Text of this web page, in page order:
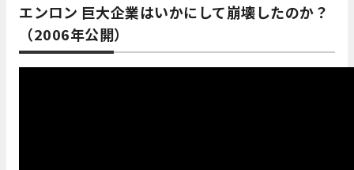
エンロン 巨大企業はいかにして崩壊したのか？
（2006年公開）